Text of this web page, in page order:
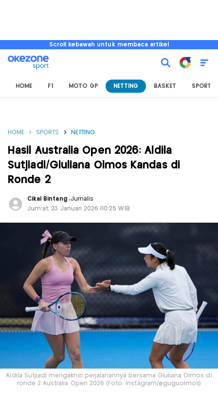
Scroll kebawah untuk membaca artikel
HOME F1 MOTO GP NETTING BASKET SPORT
HOME SPORTS NETTING
Hasil Australia Open 2026: Aldila
Sutjiadi/Giuliana Olmos Kandas di
Ronde 2
Cikal Bintang ,Jurnalis
Jum'at, 23 Januari 2026 |10:25 WIB
Aldila Sutjiadi mengakhiri perjalanannya bersama Giuliana Olmos di
ronde 2 Australia Open 2026 (Foto: Instagram/@guguolmos)